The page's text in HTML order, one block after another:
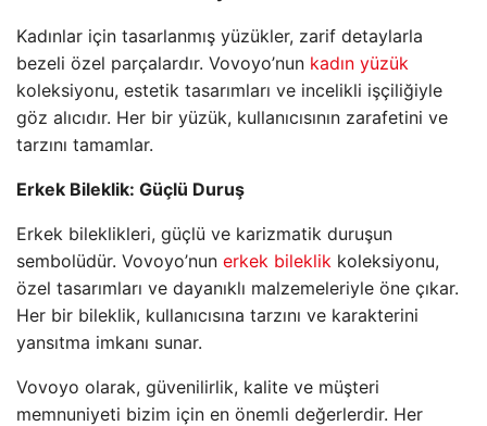
Kadınlar için tasarlanmış yüzükler, zarif detaylarla
bezeli özel parçalardır. Vovoyo’nun kadın yüzük
koleksiyonu, estetik tasarımları ve incelikli işçiliğiyle
göz alıcıdır. Her bir yüzük, kullanıcısının zarafetini ve
tarzını tamamlar.
Erkek Bileklik: Güçlü Duruş
Erkek bileklikleri, güçlü ve karizmatik duruşun
sembolüdür. Vovoyo’nun erkek bileklik koleksiyonu,
özel tasarımları ve dayanıklı malzemeleriyle öne çıkar.
Her bir bileklik, kullanıcısına tarzını ve karakterini
yansıtma imkanı sunar.
Vovoyo olarak, güvenilirlik, kalite ve müşteri
memnuniyeti bizim için en önemli değerlerdir. Her